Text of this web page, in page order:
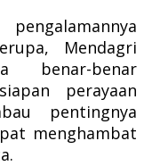
Mendagri
benar-benar
perayaan
pentingnya
menghambat